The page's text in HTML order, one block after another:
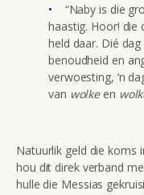
“Naby is die
haastig. Hoor! die
held daar. Dié dag
benoudheid en
verwoesting, ‘n
van wolkeen
Natuurlik geld die koms
hou dit direk verband
hulle die Messias